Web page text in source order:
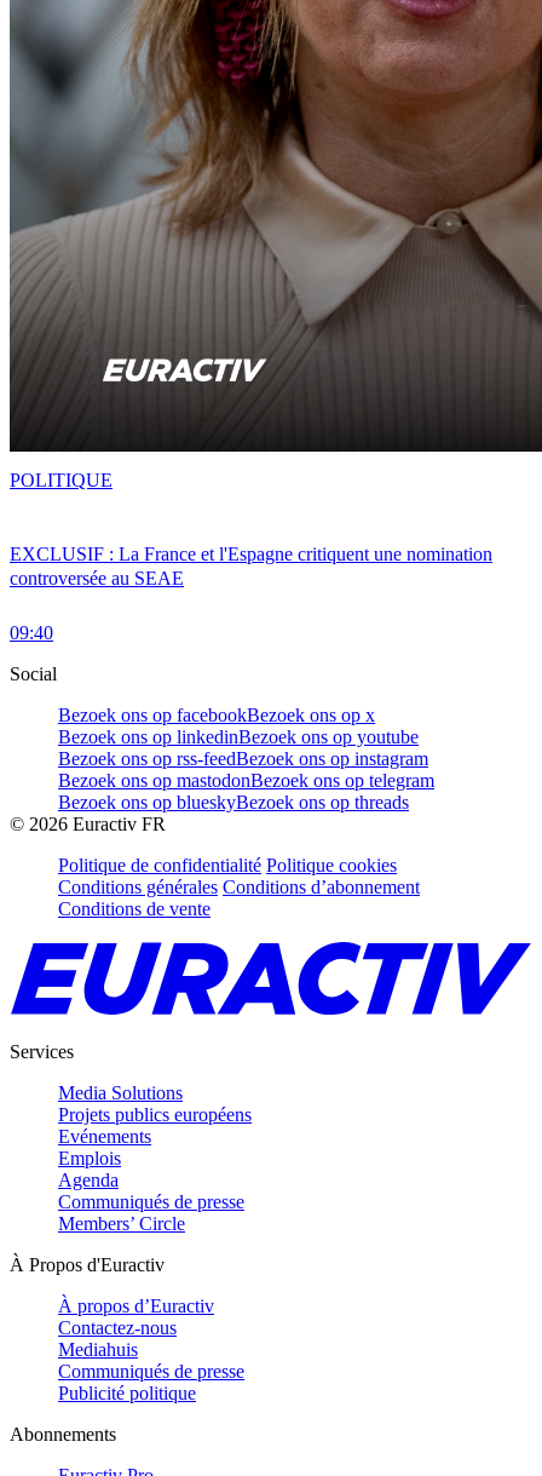
EXCLUSIF : La France et l'Espagne critiquent une nomination
controversée au SEAE
09:40
POLITIQUE
Social
Bezoek ons op facebookBezoek ons op x
Bezoek ons op linkedinBezoek ons op youtube
Bezoek ons op rss-feedBezoek ons op instagram
Bezoek ons op mastodonBezoek ons op telegram
Bezoek ons op blueskyBezoek ons op threads
© 2026 Euractiv FR
Politique de confidentialité Politique cookies
Conditions générales Conditions d’abonnement
Conditions de vente
Services
Media Solutions
Projets publics européens
Evénements
Emplois
Agenda
Communiqués de presse
Members’ Circle
À Propos d'Euractiv
À propos d’Euractiv
Contactez-nous
Mediahuis
Communiqués de presse
Publicité politique
Abonnements